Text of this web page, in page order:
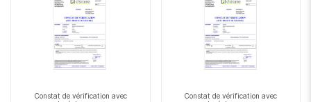
Constat de vérification avec
Constat de vérification avec